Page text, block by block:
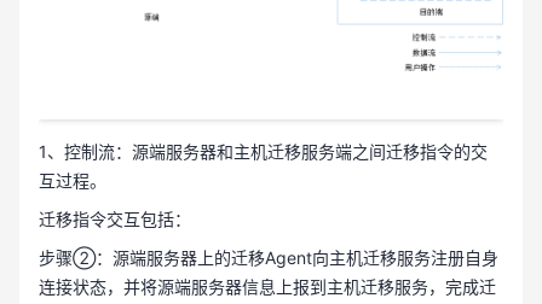
1、控制流：源端服务器和主机迁移服务端之间迁移指令的交
互过程。
迁移指令交互包括：
步骤②：源端服务器上的迁移Agent向主机迁移服务注册自身
连接状态，并将源端服务器信息上报到主机迁移服务，完成迁